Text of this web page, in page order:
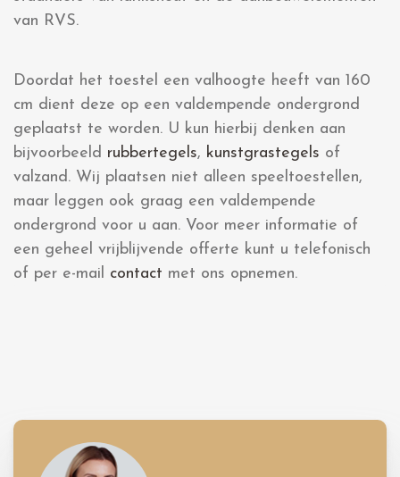
van RVS.
Doordat het toestel een valhoogte heeft van 160
cm dient deze op een valdempende ondergrond
geplaatst te worden. U kun hierbij denken aan
bijvoorbeeld rubbertegels, kunstgrastegels of
valzand. Wij plaatsen niet alleen speeltoestellen,
maar leggen ook graag een valdempende
ondergrond voor u aan. Voor meer informatie of
een geheel vrijblijvende offerte kunt u telefonisch
of per e-mail contact met ons opnemen.